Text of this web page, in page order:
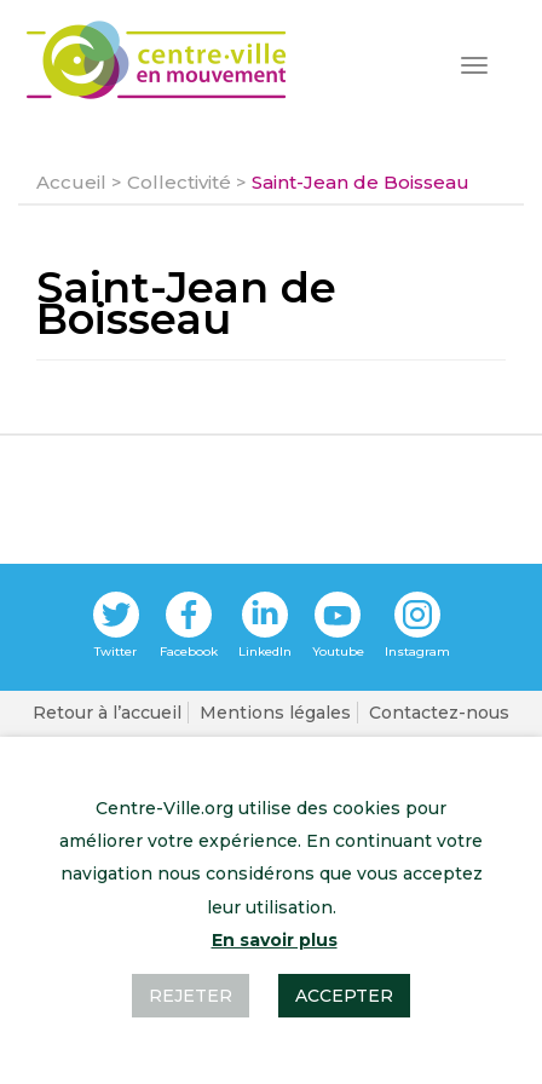
Toggle
Accueil > Collectivité > Saint-Jean de Boisseau
Saint-Jean de
Boisseau
Retour à l’accueil Mentions légales Contactez-nous
Centre-Ville.org utilise des cookies pour
améliorer votre expérience. En continuant votre
navigation nous considérons que vous acceptez
leur utilisation.
En savoir plus
REJETER ACCEPTER